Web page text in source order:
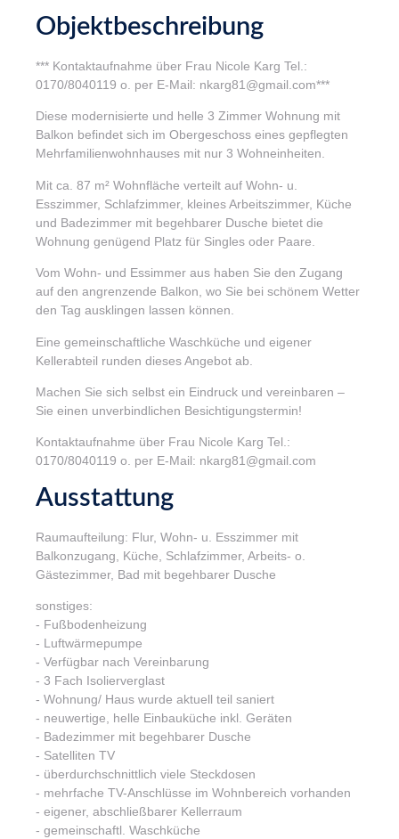
Objektbeschreibung
*** Kontaktaufnahme über Frau Nicole Karg Tel.:
0170/8040119 o. per E-Mail: nkarg81@gmail.com***
Diese modernisierte und helle 3 Zimmer Wohnung mit
Balkon befindet sich im Obergeschoss eines gepflegten
Mehrfamilienwohnhauses mit nur 3 Wohneinheiten.
Mit ca. 87 m² Wohnfläche verteilt auf Wohn- u.
Esszimmer, Schlafzimmer, kleines Arbeitszimmer, Küche
und Badezimmer mit begehbarer Dusche bietet die
Wohnung genügend Platz für Singles oder Paare.
Vom Wohn- und Essimmer aus haben Sie den Zugang
auf den angrenzende Balkon, wo Sie bei schönem Wetter
den Tag ausklingen lassen können.
Eine gemeinschaftliche Waschküche und eigener
Kellerabteil runden dieses Angebot ab.
Machen Sie sich selbst ein Eindruck und vereinbaren –
Sie einen unverbindlichen Besichtigungstermin!
Kontaktaufnahme über Frau Nicole Karg Tel.:
0170/8040119 o. per E-Mail: nkarg81@gmail.com
Ausstattung
Raumaufteilung: Flur, Wohn- u. Esszimmer mit
Balkonzugang, Küche, Schlafzimmer, Arbeits- o.
Gästezimmer, Bad mit begehbarer Dusche
sonstiges:
- Fußbodenheizung
- Luftwärmepumpe
- Verfügbar nach Vereinbarung
- 3 Fach Isolierverglast
- Wohnung/ Haus wurde aktuell teil saniert
- neuwertige, helle Einbauküche inkl. Geräten
- Badezimmer mit begehbarer Dusche
- Satelliten TV
- überdurchschnittlich viele Steckdosen
- mehrfache TV-Anschlüsse im Wohnbereich vorhanden
- eigener, abschließbarer Kellerraum
- gemeinschaftl. Waschküche